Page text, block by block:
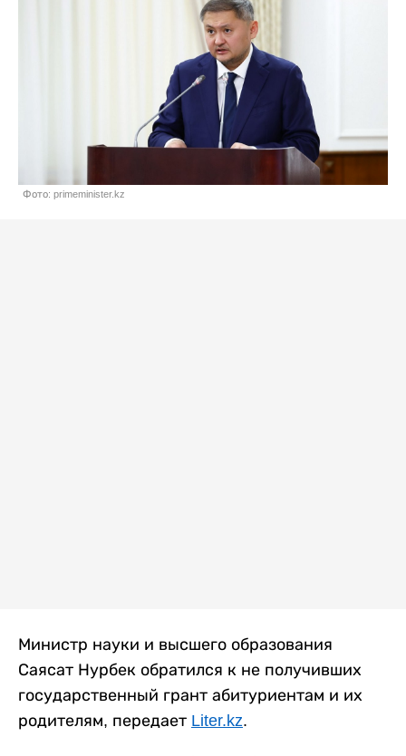
Фото: primeminister.kz
Министр науки и высшего образования
Саясат Нурбек обратился к не получивших
государственный грант абитуриентам и их
родителям, передает Liter.kz.